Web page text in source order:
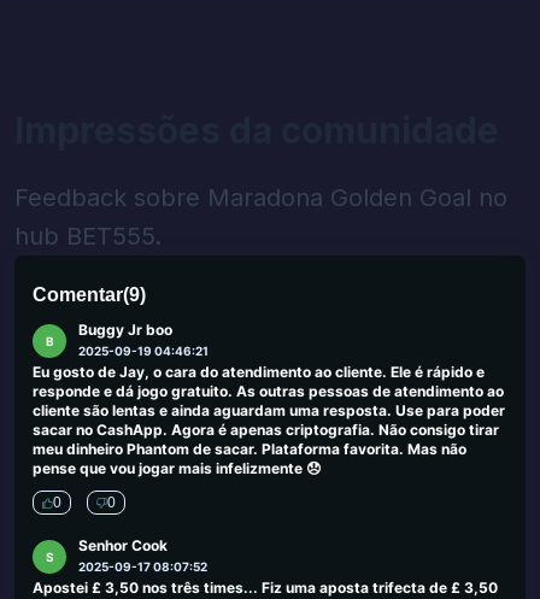
Feedback sobre Maradona Golden Goal no
hub BET555.
Comentar(9)
Dear World
2025-09-23 03:26:51
Retirado recebido, mas depois de US $ 80 ganhando muito lento
0 0
B
Buggy Jr boo
2025-09-19 04:46:21
Eu gosto de Jay, o cara do atendimento ao cliente. Ele é rápido e
responde e dá jogo gratuito. As outras pessoas de atendimento ao
cliente são lentas e ainda aguardam uma resposta. Use para poder
sacar no CashApp. Agora é apenas criptografia. Não consigo tirar
meu dinheiro Phantom de sacar. Plataforma favorita. Mas não
pense que vou jogar mais infelizmente 😞
0 0
S
Senhor Cook
2025-09-17 08:07:52
Apostei £ 3,50 nos três times... Fiz uma aposta trifecta de £ 3,50